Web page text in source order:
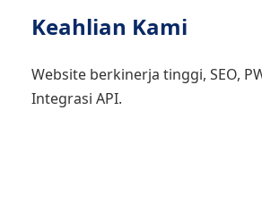
Keahlian Kami
Website berkinerja tinggi, SEO,
Integrasi API.